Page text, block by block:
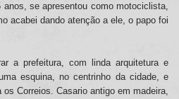
anos, se apresentou como motociclista,
acabei dando atenção a ele, o papo foi
a prefeitura, com linda arquitetura e
esquina, no centrinho da cidade, e
Correios. Casario antigo em madeira,